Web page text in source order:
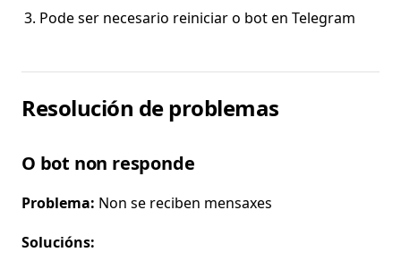
Pode ser necesario reiniciar o bot en Telegram
Resolución de problemas
O bot non responde
Problema: Non se reciben mensaxes
Solucións: